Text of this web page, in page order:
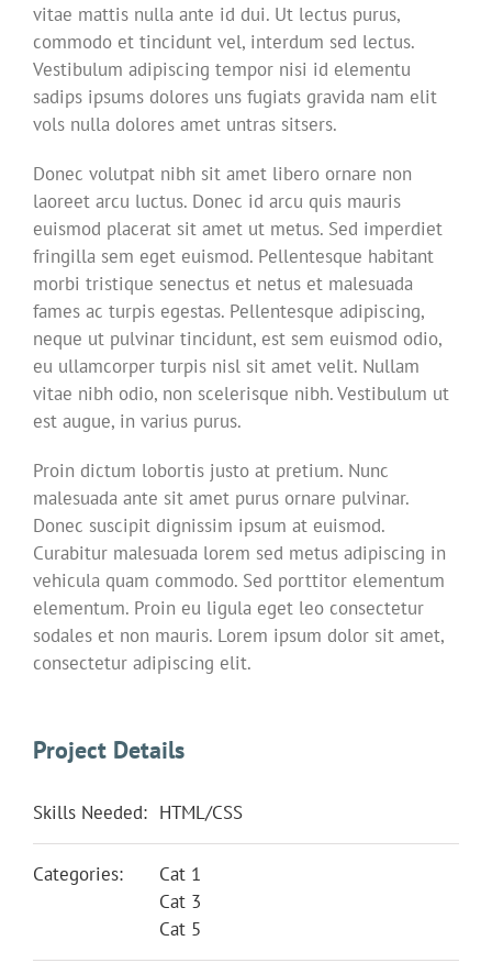
vitae mattis nulla ante id dui. Ut lectus purus,
commodo et tincidunt vel, interdum sed lectus.
Vestibulum adipiscing tempor nisi id elementu
sadips ipsums dolores uns fugiats gravida nam elit
vols nulla dolores amet untras sitsers.
Donec volutpat nibh sit amet libero ornare non
laoreet arcu luctus. Donec id arcu quis mauris
euismod placerat sit amet ut metus. Sed imperdiet
fringilla sem eget euismod. Pellentesque habitant
morbi tristique senectus et netus et malesuada
fames ac turpis egestas. Pellentesque adipiscing,
neque ut pulvinar tincidunt, est sem euismod odio,
eu ullamcorper turpis nisl sit amet velit. Nullam
vitae nibh odio, non scelerisque nibh. Vestibulum ut
est augue, in varius purus.
Proin dictum lobortis justo at pretium. Nunc
malesuada ante sit amet purus ornare pulvinar.
Donec suscipit dignissim ipsum at euismod.
Curabitur malesuada lorem sed metus adipiscing in
vehicula quam commodo. Sed porttitor elementum
elementum. Proin eu ligula eget leo consectetur
sodales et non mauris. Lorem ipsum dolor sit amet,
consectetur adipiscing elit.
Project Details
Skills Needed: HTML/CSS
Categories:
Cat 1
Cat 3
Cat 5